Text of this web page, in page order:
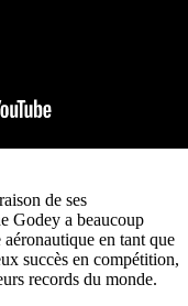
de ses
Godey a beaucoup
en tant que
succès en compétition,
records du monde.